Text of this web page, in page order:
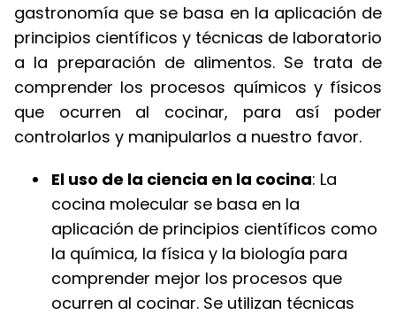
gastronomía que se basa en la aplicación de
principios científicos y técnicas de laboratorio
a la preparación de alimentos. Se trata de
comprender los procesos químicos y físicos
que ocurren al cocinar, para así poder
controlarlos y manipularlos a nuestro favor.
El uso de la ciencia en la cocina: La
cocina molecular se basa en la
aplicación de principios científicos como
la química, la física y la biología para
comprender mejor los procesos que
ocurren al cocinar. Se utilizan técnicas